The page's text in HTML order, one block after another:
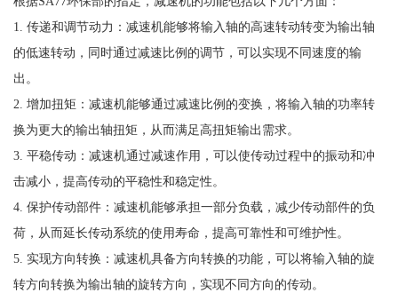
1. 传递和调节动力：减速机能够将输入轴的高速转动转变为输出轴
的低速转动，同时通过减速比例的调节，可以实现不同速度的输
出。
2. 增加扭矩：减速机能够通过减速比例的变换，将输入轴的功率转
换为更大的输出轴扭矩，从而满足高扭矩输出需求。
3. 平稳传动：减速机通过减速作用，可以使传动过程中的振动和冲
击减小，提高传动的平稳性和稳定性。
4. 保护传动部件：减速机能够承担一部分负载，减少传动部件的负
荷，从而延长传动系统的使用寿命，提高可靠性和可维护性。
5. 实现方向转换：减速机具备方向转换的功能，可以将输入轴的旋
转方向转换为输出轴的旋转方向，实现不同方向的传动。